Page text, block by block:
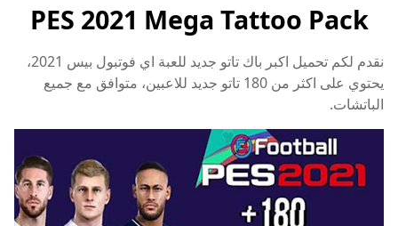
PES 2021 Mega Tattoo Pack
نقدم لكم تحميل اكبر باك تاتو جديد للعبة اي فوتبول بيس 2021،
يحتوي على اكثر من 180 تاتو جديد للاعبين، متوافق مع جميع
الباتشات.